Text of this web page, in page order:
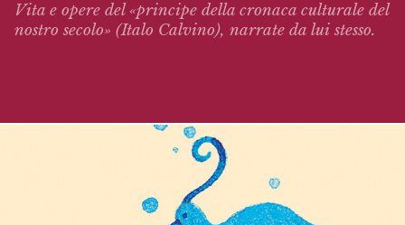
Vita e opere del «principe della cronaca culturale del
nostro secolo» (Italo Calvino), narrate da lui stesso.